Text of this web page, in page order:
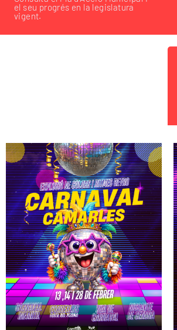
el seu progrés en la legislatura
vigent.